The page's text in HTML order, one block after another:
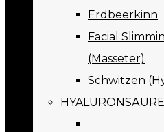
Erdbeerkinn
Facial
(Masseter)
Schwitzen
HYALURONSÄURE